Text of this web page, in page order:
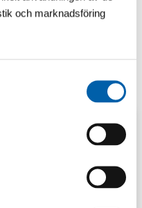
och marknadsföring